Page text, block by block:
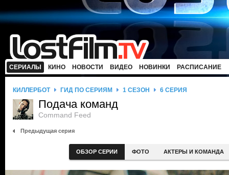
СЕРИАЛЫ КИНО НОВОСТИ ВИДЕО НОВИНКИ РАСПИСАНИЕ
КИЛЛЕРБОТ ГИД ПО СЕРИЯМ 1 СЕЗОН 6 СЕРИЯ
Подача команд
Command Feed
Предыдущая серия
ОБЗОР СЕРИИ ФОТО АКТЕРЫ И КОМАНДА